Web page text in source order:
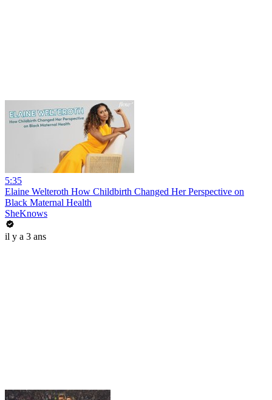
5:35
Elaine Welteroth How Childbirth Changed Her Perspective on
Black Maternal Health
SheKnows
il y a 3 ans